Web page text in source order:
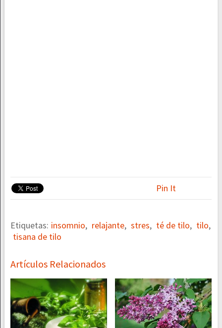
Pin It
Etiquetas: insomnio, relajante, stres, té de tilo, tilo,
tisana de tilo
Artículos Relacionados